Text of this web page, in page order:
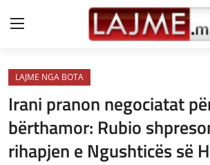
Shtëpi
LAJME MAQEDONI
SHQIPERI
LAJME NGA BOTA
Irani pranon negociatat
bërthamor: Rubio
rihapjen e Ngushticës së